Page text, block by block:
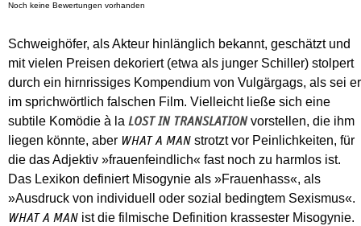
Noch keine Bewertungen vorhanden
Schweighöfer, als Akteur hinlänglich bekannt, geschätzt und
mit vielen Preisen dekoriert (etwa als junger Schiller) stolpert
durch ein hirnrissiges Kompendium von Vulgärgags, als sei er
im sprichwörtlich falschen Film. Vielleicht ließe sich eine
subtile Komödie à la LOST IN TRANSLATIONvorstellen, die ihm
liegen könnte, aber WHAT A MAN strotzt vor Peinlichkeiten, für
die das Adjektiv »frauenfeindlich« fast noch zu harmlos ist.
Das Lexikon definiert Misogynie als »Frauenhass«, als
»Ausdruck von individuell oder sozial bedingtem Sexismus«.
WHAT A MAN ist die filmische Definition krassester Misogynie.